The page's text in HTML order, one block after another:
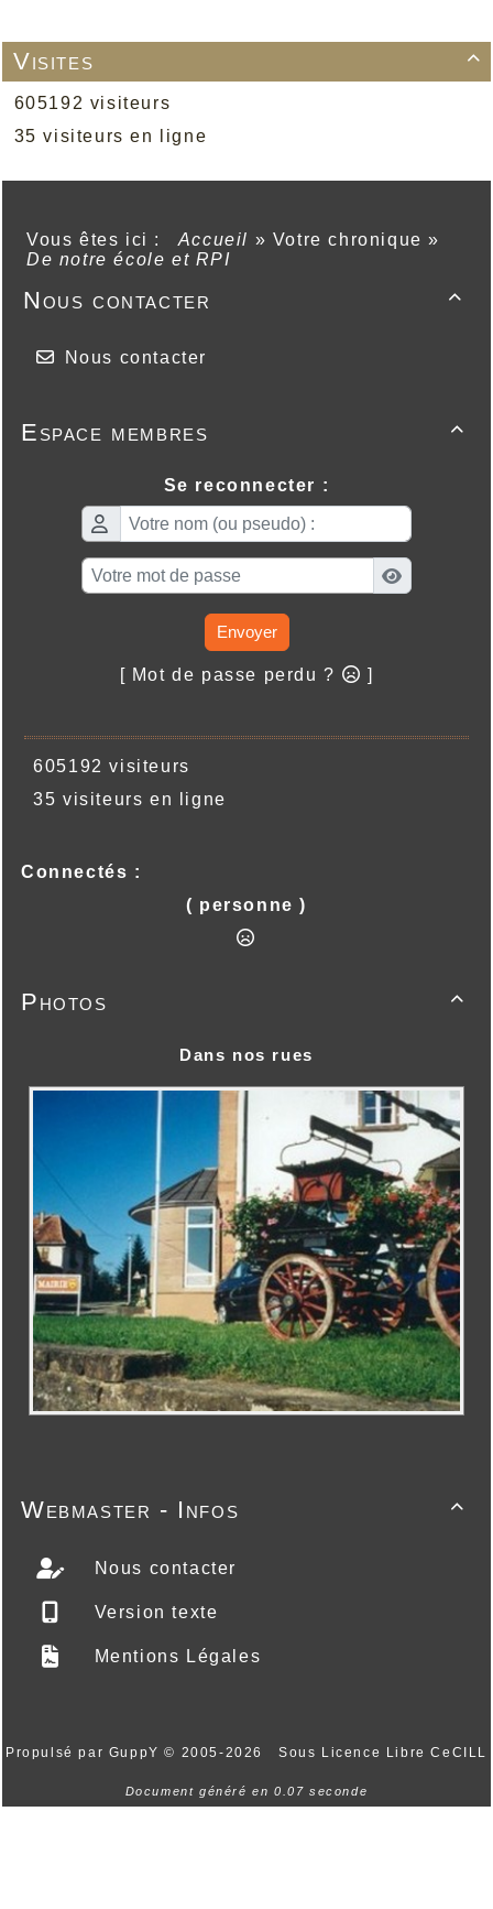

Visites
605192 visiteurs
35 visiteurs en ligne
Vous êtes ici : Accueil » Votre chronique »
De notre école et RPI

Nous contacter
Nous contacter

Espace membres
Se reconnecter :
Envoyer
[ Mot de passe perdu ?
605192 visiteurs
35 visiteurs en ligne
Connectés :
( personne )

Photos
Dans nos rues

Webmaster - Infos
Nous contacter
Version texte
Mentions Légales
Propulsé par GuppY© 2005-2026 Sous Licence Libre CeCILL
Document généré en 0.07 seconde